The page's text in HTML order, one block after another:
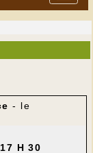
- le
H 30